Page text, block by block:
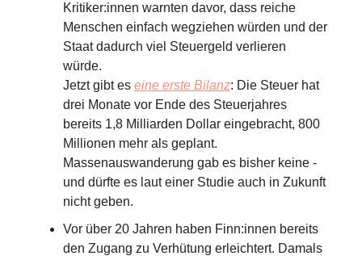
Kritiker:innen warnten davor, dass reiche
Menschen einfach wegziehen würden und der
Staat dadurch viel Steuergeld verlieren
würde.
Jetzt gibt es eine erste Bilanz: Die Steuer hat
drei Monate vor Ende des Steuerjahres
bereits 1,8 Milliarden Dollar eingebracht, 800
Millionen mehr als geplant.
Massenauswanderung gab es bisher keine -
und dürfte es laut einer Studie auch in Zukunft
nicht geben.
Vor über 20 Jahren haben Finn:innen bereits
den Zugang zu Verhütung erleichtert. Damals